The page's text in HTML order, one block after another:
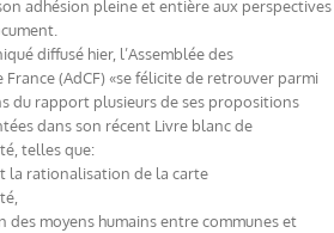
adhésion pleine et entière aux perspectives
diffusé hier, l’Assemblée des
France (AdCF) «se félicite de retrouver parmi
du rapport plusieurs de ses propositions
dans son récent Livre blanc de
telles que:
la rationalisation de la carte
des moyens humains entre communes et